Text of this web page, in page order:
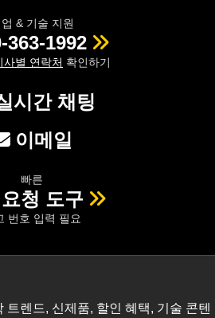
업 & 기술 지원
363-1992
사별 연락처 확인하기
시간 채팅
이메일
빠른
청 도구
번호 입력 필요
트렌드, 신제품, 할인 혜택, 기술 콘텐